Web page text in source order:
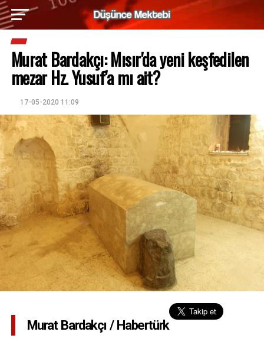
Murat Bardakçı: Mısır'da yeni keşfedilen
mezar Hz. Yusuf'a mı ait?
17-05-2020 11:09
Murat Bardakçı / Habertürk